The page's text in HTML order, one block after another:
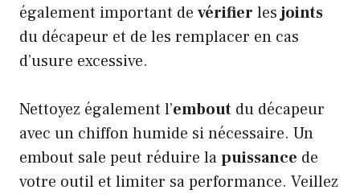
également important de vérifier lesjoints
du décapeur et de les remplacer en cas
d’usure excessive.
Nettoyez également l’embout du décapeur
avec un chiffon humide si nécessaire. Un
embout sale peut réduire lapuissance de
votre outil et limiter sa performance. Veillez